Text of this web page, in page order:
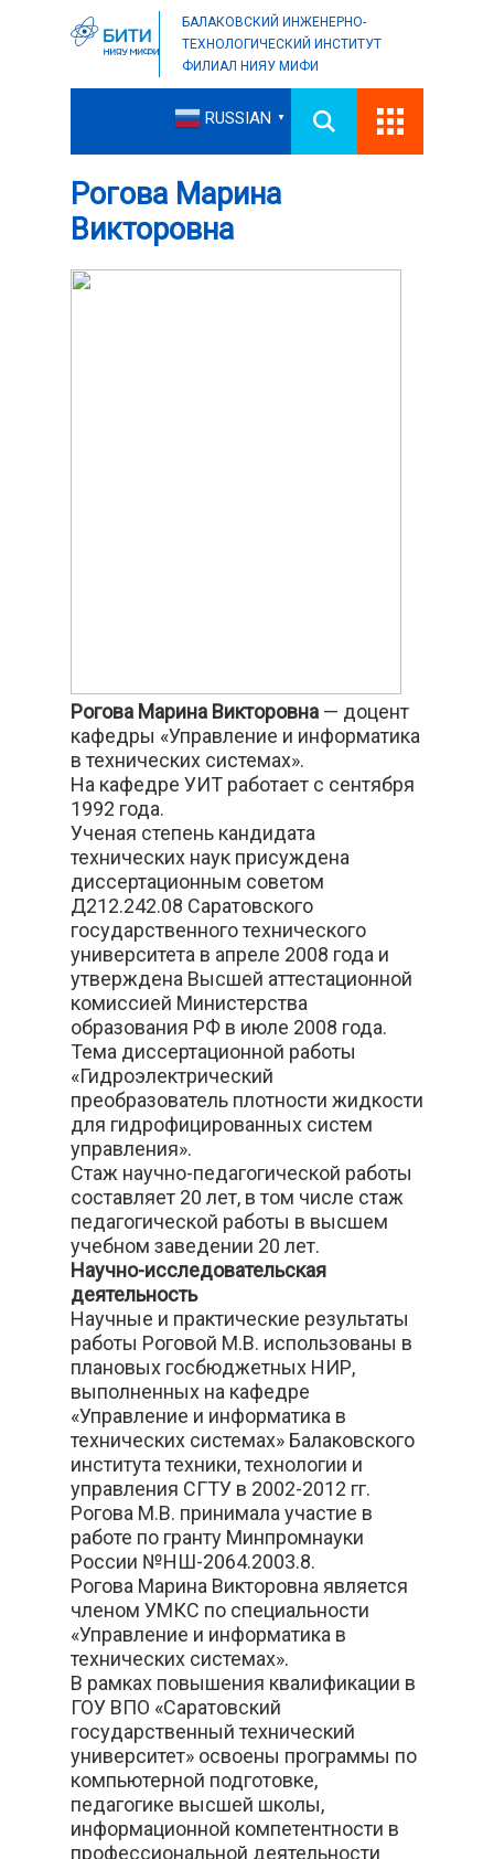
БАЛАКОВСКИЙ ИНЖЕНЕРНО-
ТЕХНОЛОГИЧЕСКИЙ ИНСТИТУТ
ФИЛИАЛ НИЯУ МИФИ
RUSSIAN ▼
Рогова Марина
Викторовна
Рогова Марина Викторовна — доцент
кафедры «Управление и информатика
в технических системах».
На кафедре УИТ работает с сентября
1992 года.
Ученая степень кандидата
технических наук присуждена
диссертационным советом
Д212.242.08 Саратовского
государственного технического
университета в апреле 2008 года и
утверждена Высшей аттестационной
комиссией Министерства
образования РФ в июле 2008 года.
Тема диссертационной работы
«Гидроэлектрический
преобразователь плотности жидкости
для гидрофицированных систем
управления».
Стаж научно-педагогической работы
составляет 20 лет, в том числе стаж
педагогической работы в высшем
учебном заведении 20 лет.
Научно-исследовательская
деятельность
Научные и практические результаты
работы Роговой М.В. использованы в
плановых госбюджетных НИР,
выполненных на кафедре
«Управление и информатика в
технических системах» Балаковского
института техники, технологии и
управления СГТУ в 2002-2012 гг.
Рогова М.В. принимала участие в
работе по гранту Минпромнауки
России №НШ-2064.2003.8.
Рогова Марина Викторовна является
членом УМКС по специальности
«Управление и информатика в
технических системах».
В рамках повышения квалификации в
ГОУ ВПО «Саратовский
государственный технический
университет» освоены программы по
компьютерной подготовке,
педагогике высшей школы,
информационной компетентности в
профессиональной деятельности